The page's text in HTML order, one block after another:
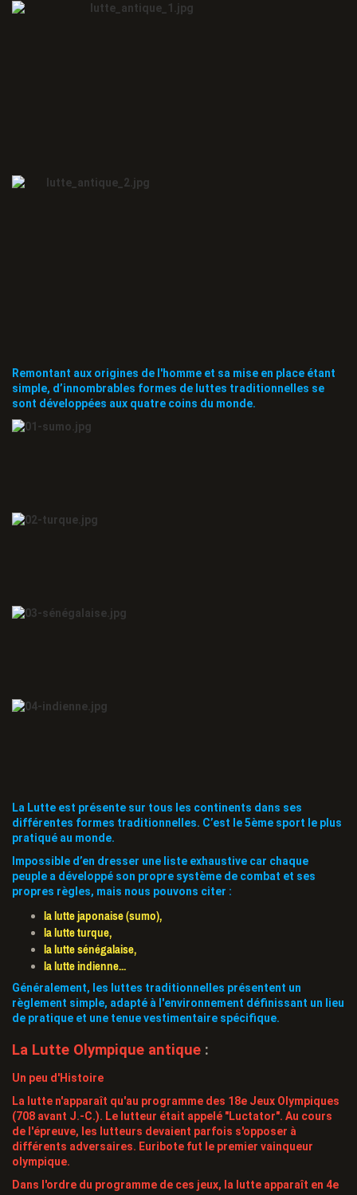
Remontant aux origines de l'homme et sa mise en place étant
simple, d’innombrables formes de luttes traditionnelles se
sont développées aux quatre coins du monde.
La Lutte est présente sur tous les continents dans ses
différentes formes traditionnelles. C’est le 5ème sport le plus
pratiqué au monde.
Impossible d’en dresser une liste exhaustive car chaque
peuple a développé son propre système de combat et ses
propres règles, mais nous pouvons citer :
la luttejaponaise (sumo),
la lutteturque,
la luttesénégalaise,
la lutteindienne...
Généralement, les luttes traditionnelles présentent un
règlement simple, adapté à l'environnement définissant un lieu
de pratique et une tenue vestimentaire spécifique.
La Lutte Olympique antique :
Un peu d'Histoire
La lutte n'apparaît qu'au programme des 18e Jeux Olympiques
(708 avant J.-C.). Le lutteur était appelé "Luctator". Au cours
de l'épreuve, les lutteurs devaient parfois s'opposer à
différents adversaires. Euribote fut le premier vainqueur
olympique.
Dans l'ordre du programme de ces jeux, la lutte apparaît en 4e